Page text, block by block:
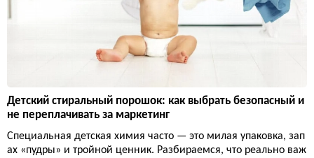
Детский стиральный порошок: как выбрать безопасный и
не переплачивать за маркетинг
Специальная детская химия часто — это милая упаковка, зап
ах «пудры» и тройной ценник. Разбираемся, что реально важ